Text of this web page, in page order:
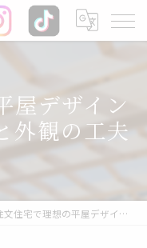
屋デザイン
外観の工夫
住宅で理想の平屋デザインを実現する間取りと外観の工夫